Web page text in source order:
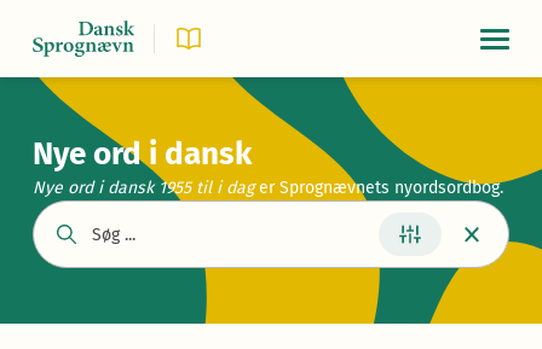
Nye ord i dansk
Nye ord i dansk 1955 til i dager Sprognævnets nyordsordbog.